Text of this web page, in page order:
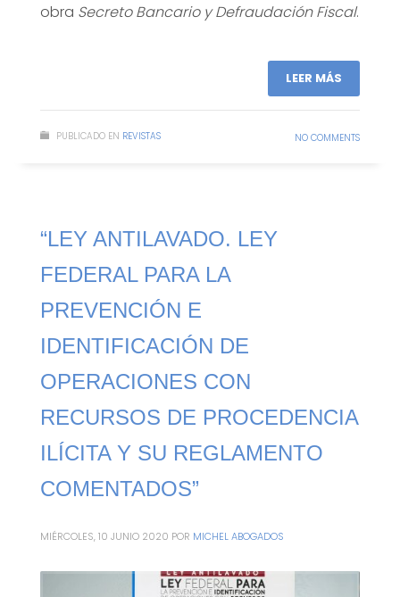
obra Secreto Bancario y Defraudación Fiscal.
LEER MÁS
PUBLICADO EN REVISTAS NO COMMENTS
“LEY ANTILAVADO. LEY
FEDERAL PARA LA
PREVENCIÓN E
IDENTIFICACIÓN DE
OPERACIONES CON
RECURSOS DE PROCEDENCIA
ILÍCITA Y SU REGLAMENTO
COMENTADOS”
MIÉRCOLES, 10 JUNIO 2020 POR MICHEL ABOGADOS